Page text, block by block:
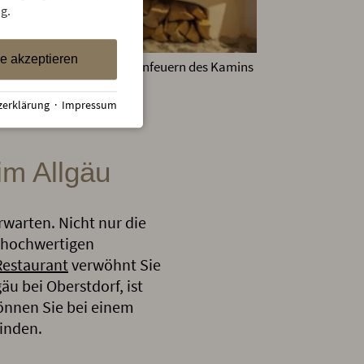
geschlagenes Holz zum Anfeuern des Kamins
Allgäu
Nicht nur die
verwöhnt Sie
bei Oberstdorf, ist
Sie bei einem
akzeptieren
· Impressum